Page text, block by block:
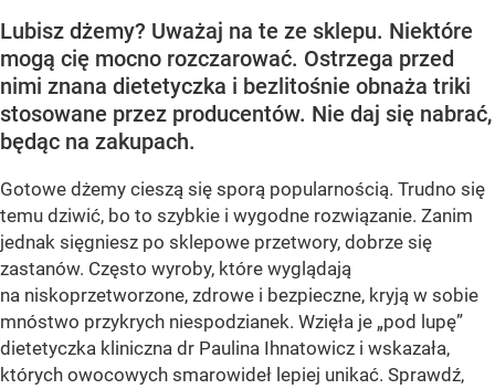
Lubisz dżemy? Uważaj na te ze sklepu. Niektóre
mogą cię mocno rozczarować. Ostrzega przed
nimi znana dietetyczka i bezlitośnie obnaża triki
stosowane przez producentów. Nie daj się nabrać,
będąc na zakupach.
Gotowe dżemy cieszą się sporą popularnością. Trudno się
temu dziwić, bo to szybkie i wygodne rozwiązanie. Zanim
jednak sięgniesz po sklepowe przetwory, dobrze się
zastanów. Często wyroby, które wyglądają
na niskoprzetworzone, zdrowe i bezpieczne, kryją w sobie
mnóstwo przykrych niespodzianek. Wzięła je „pod lupę”
dietetyczka kliniczna dr Paulina Ihnatowicz i wskazała,
których owocowych smarowideł lepiej unikać. Sprawdź,